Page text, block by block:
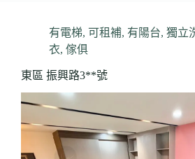
有電梯, 可租補, 有陽台, 獨立
衣, 傢俱
東區 振興路3**號